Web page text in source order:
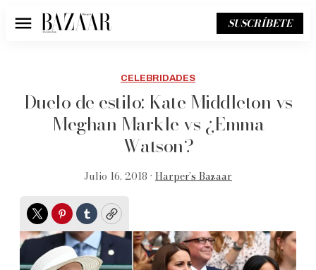
Menú SUSCRÍBETE
CELEBRIDADES
Duelo de estilo: Kate Middleton vs
Meghan Markle vs ¿Emma
Watson?
Julio 16, 2018 • Harper’s Bazaar
TwitterPinterest
TumblrCopy